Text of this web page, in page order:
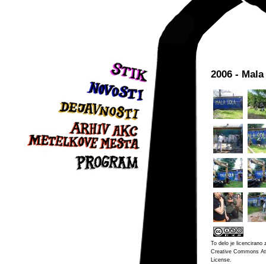
2006 -
To delo je licencirano
Creative Commons
License.